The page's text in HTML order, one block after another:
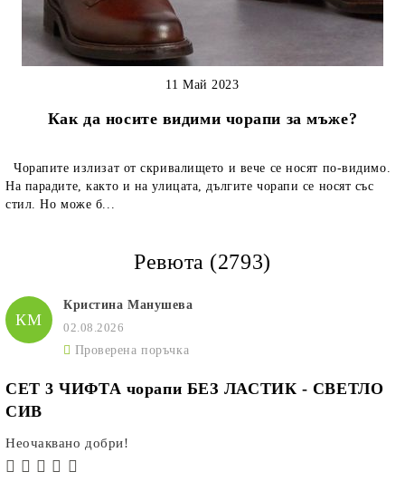
Как да носите видими чорапи за мъже?
11 Май 2023
Чорапите излизат от скривалището и вече се носят по-видимо.
На парадите, както и на улицата, дългите чорапи се носят със
стил. Но може б...
Ревюта (2793)
КМ
Кристина Манушева
02.08.2026
Проверена поръчка
СЕТ 3 ЧИФТА чорапи БЕЗ ЛАСТИК - СВЕТЛО
СИВ
Неочаквано добри!